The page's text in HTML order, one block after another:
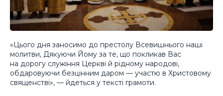
«Цього дня заносимо до престолу Всевишнього наші
молитви, Дякуючи Йому за те, що покликав Вас
на дорогу служіння Церкві й рідному народові,
обдаровуючи безцінним даром — участю в Христовому
священстві», — йдеться у тексті грамоти.